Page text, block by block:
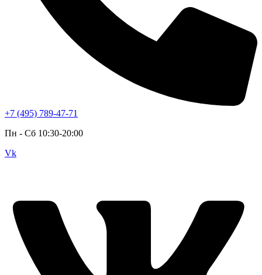
+7 (495) 789-47-71
Пн - Cб 10:30-20:00
Vk